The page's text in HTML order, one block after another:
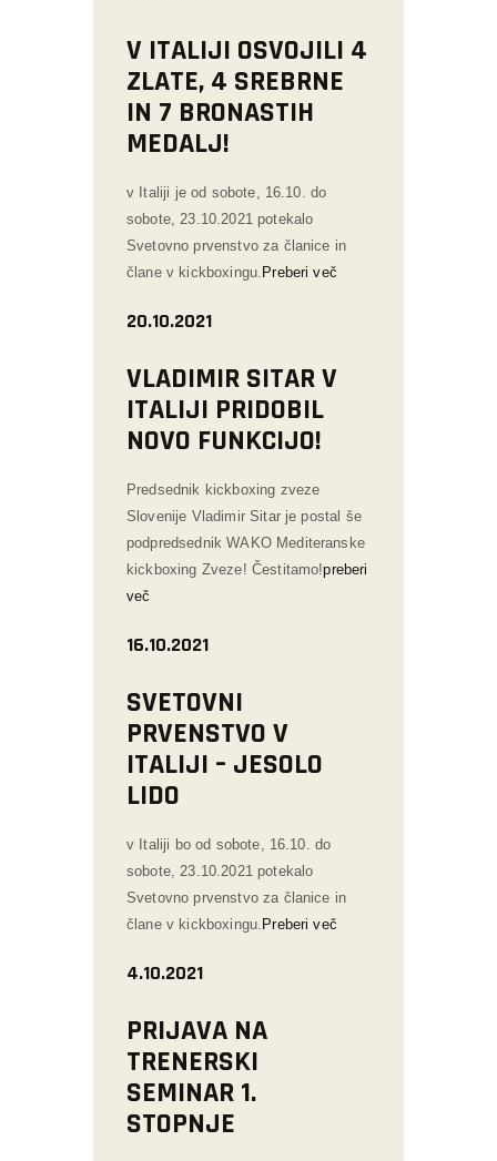
V ITALIJI OSVOJILI 4
ZLATE, 4 SREBRNE
IN 7 BRONASTIH
MEDALJ!
v Italiji je od sobote, 16.10. do
sobote, 23.10.2021 potekalo
Svetovno prvenstvo za članice in
člane v kickboxingu. Preberi več
20.10.2021
VLADIMIR SITAR V
ITALIJI PRIDOBIL
NOVO FUNKCIJO!
Predsednik kickboxing zveze
Slovenije Vladimir Sitar je postal še
podpredsednik WAKO Mediteranske
kickboxing Zveze! Čestitamo!preberi
več
16.10.2021
SVETOVNI
PRVENSTVO V
ITALIJI – JESOLO
LIDO
v Italiji bo od sobote, 16.10. do
sobote, 23.10.2021 potekalo
Svetovno prvenstvo za članice in
člane v kickboxingu. Preberi več
4.10.2021
PRIJAVA NA
TRENERSKI
SEMINAR 1.
STOPNJE